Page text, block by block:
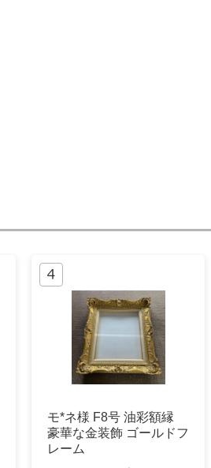
モ*ネ様 F8号 油彩額縁
豪華な金装飾 ゴールドフ
レーム